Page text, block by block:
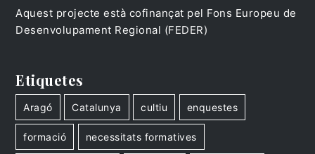
Aquest projecte està cofinançat pel Fons Europeu de
Desenvolupament Regional (FEDER)
Etiquetes
Aragó Catalunya cultiu enquestes
formació necessitats formatives